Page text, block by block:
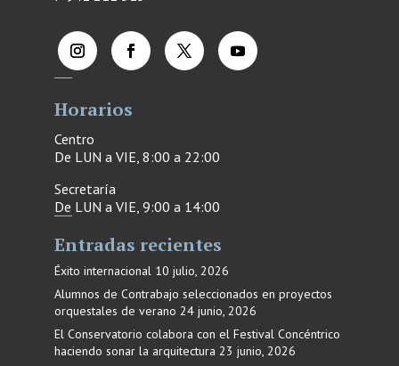
Horarios
Centro
De LUN a VIE, 8:00 a 22:00
Secretaría
De LUN a VIE, 9:00 a 14:00
Entradas recientes
Éxito internacional 10 julio, 2026
Alumnos de Contrabajo seleccionados en proyectos
orquestales de verano 24 junio, 2026
El Conservatorio colabora con el Festival Concéntrico
haciendo sonar la arquitectura 23 junio, 2026